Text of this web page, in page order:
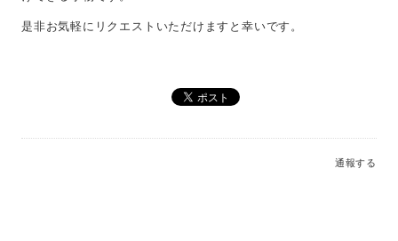
是非お気軽にリクエストいただけますと幸いです。
通報する